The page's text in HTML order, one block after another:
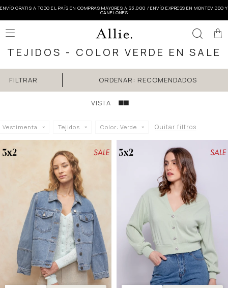
ENVÍO GRATIS A TODO EL PAÍS EN COMPRAS MAYORES A $3.000 / ENVÍO EXPRESS EN MONTEVIDEO Y
CANELONES

TEJIDOS - COLOR VERDE EN SALE
RECOMENDADOS
Vestimenta Tejidos Color: Verde Quitar filtros